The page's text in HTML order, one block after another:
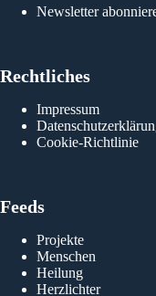
Newsletter
Rechtliches
Impressum
Cookie-Richtlinie
Feeds
Projekte
Menschen
Heilung
Herzlichter